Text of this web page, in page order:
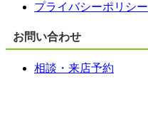
プライバシーポリシー
お問い合わせ
相談・来店予約